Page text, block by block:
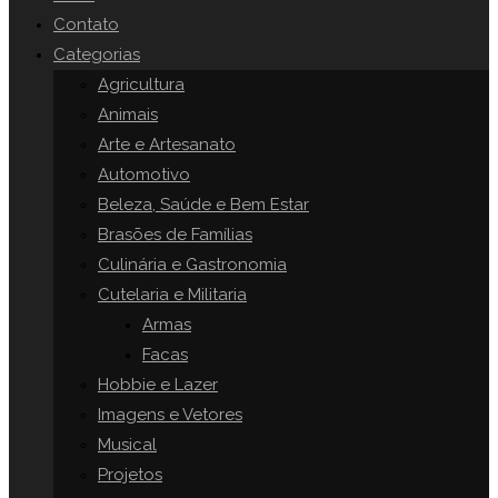
Contato
Categorias
Agricultura
Animais
Arte e Artesanato
Automotivo
Beleza, Saúde e Bem Estar
Brasões de Famílias
Culinária e Gastronomia
Cutelaria e Militaria
Armas
Facas
Hobbie e Lazer
Imagens e Vetores
Musical
Projetos